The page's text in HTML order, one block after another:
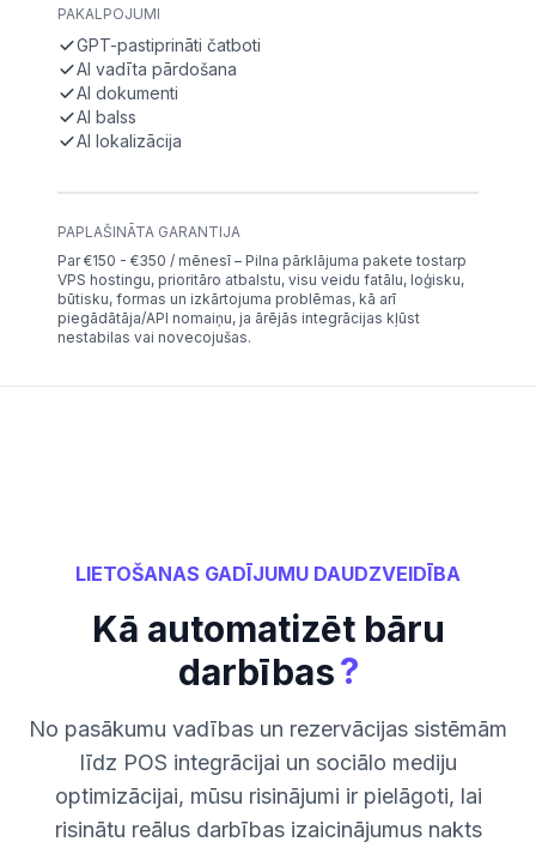
PAKALPOJUMI
GPT-pastiprināti čatboti
AI vadīta pārdošana
AI dokumenti
AI balss
AI lokalizācija
PAPLAŠINĀTA GARANTIJA
Par €150 - €350 / mēnesī – Pilna pārklājuma pakete tostarp
VPS hostingu, prioritāro atbalstu, visu veidu fatālu, loģisku,
būtisku, formas un izkārtojuma problēmas, kā arī
piegādātāja/API nomaiņu, ja ārējās integrācijas kļūst
nestabilas vai novecojušas.
LIETOŠANAS GADĪJUMU DAUDZVEIDĪBA
Kā automatizēt bāru
darbības?
No pasākumu vadības un rezervācijas sistēmām
līdz POS integrācijai un sociālo mediju
optimizācijai, mūsu risinājumi ir pielāgoti, lai
risinātu reālus darbības izaicinājumus nakts